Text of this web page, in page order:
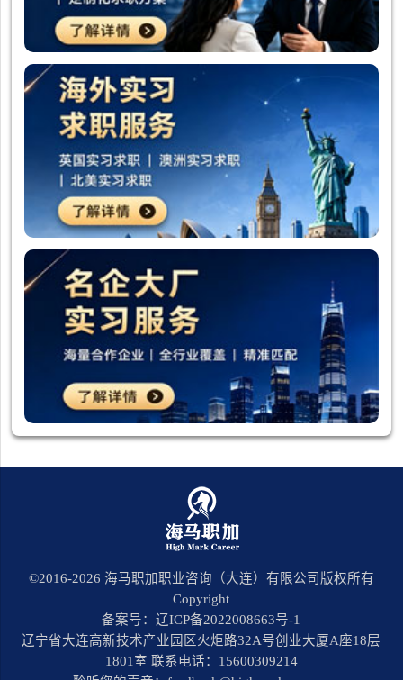
©2016-2026 海马职加职业咨询（大连）有限公司版权所有
Copyright
备案号：辽ICP备2022008663号-1
辽宁省大连高新技术产业园区火炬路32A号创业大厦A座18层
1801室 联系电话：15600309214